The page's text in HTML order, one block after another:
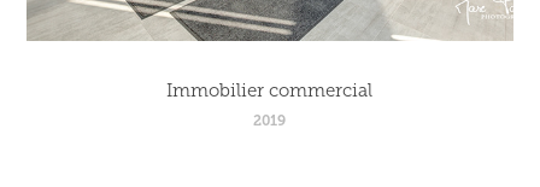
Immobilier commercial
2019